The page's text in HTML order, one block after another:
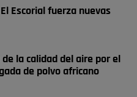
de la …
de la …
Escorial fuerza nuevas
la calidad del aire por el
de polvo africano